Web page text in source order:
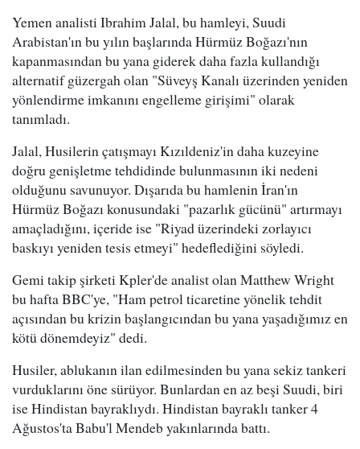
Yemen analisti Ibrahim Jalal, bu hamleyi, Suudi
Arabistan'ın bu yılın başlarında Hürmüz Boğazı'nın
kapanmasından bu yana giderek daha fazla kullandığı
alternatif güzergah olan "Süveyş Kanalı üzerinden yeniden
yönlendirme imkanını engelleme girişimi" olarak
tanımladı.
Jalal, Husilerin çatışmayı Kızıldeniz'in daha kuzeyine
doğru genişletme tehdidinde bulunmasının iki nedeni
olduğunu savunuyor. Dışarıda bu hamlenin İran'ın
Hürmüz Boğazı konusundaki "pazarlık gücünü" artırmayı
amaçladığını, içeride ise "Riyad üzerindeki zorlayıcı
baskıyı yeniden tesis etmeyi" hedeflediğini söyledi.
Gemi takip şirketi Kpler'de analist olan Matthew Wright
bu hafta BBC'ye, "Ham petrol ticaretine yönelik tehdit
açısından bu krizin başlangıcından bu yana yaşadığımız en
kötü dönemdeyiz" dedi.
Husiler, ablukanın ilan edilmesinden bu yana sekiz tankeri
vurduklarını öne sürüyor. Bunlardan en az beşi Suudi, biri
ise Hindistan bayraklıydı. Hindistan bayraklı tanker 4
Ağustos'ta Babu'l Mendeb yakınlarında battı.